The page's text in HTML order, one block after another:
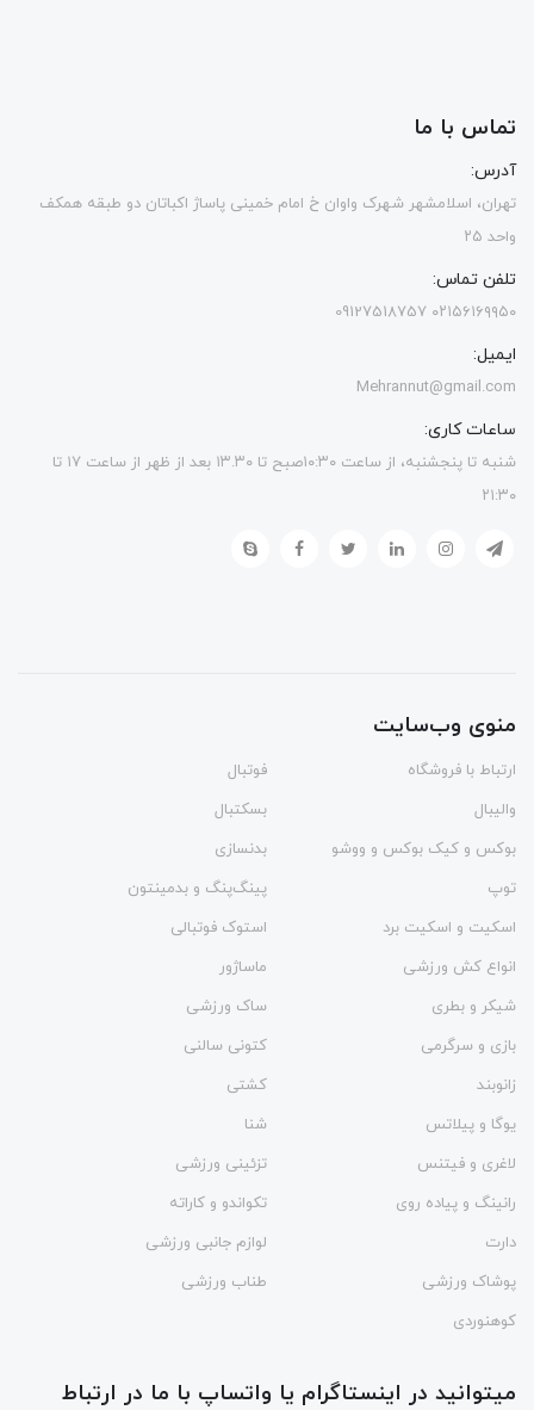
تماس با ما
آدرس:
تهران، اسلامشهر شهرک واوان خ امام خمینی پاساژ اکباتان دو طبقه همکف
واحد ۲۵
تلفن تماس:
۰۲۱۵۶۱۶۹۹۵۰ 09127518757
ایمیل:
Mehrannut@gmail.com
ساعات کاری:
شنبه تا پنجشنبه، از ساعت ۱۰:۳۰صبح تا ۱۳.۳۰ بعد از ظهر از ساعت ۱۷ تا
۲۱:۳۰
منوی وب‌سایت
ارتباط با فروشگاه
فوتبال
والیبال
بسکتبال
بوکس و کیک بوکس و ووشو
بدنسازی
توپ
پینگ‌پنگ و بدمينتون
اسکیت و اسکیت برد
استوک فوتبالی
انواع کش ورزشی
ماساژور
شیکر و بطری
ساک ورزشی
بازی و سرگرمی
کتونی سالنی
زانوبند
کشتی
یوگا و پیلاتس
شنا
لاغری و فیتنس
تزئینی ورزشی
رانینگ و پیاده روی
تکواندو و کاراته
دارت
لوازم جانبی ورزشی
پوشاک ورزشی
طناب ورزشی
کوهنوردی
میتوانید در اینستاگرام یا واتساپ با ما در ارتباط